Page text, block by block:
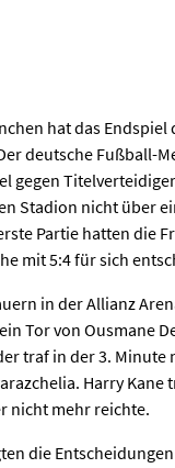
hat das
deutsche Fußball-
gegen
Stadion nicht über
Partie hatten die
mit 5:4 für sich
in der Allianz
Tor von Ousmane
traf in der 3. Minute
Harry Kane
nicht mehr reichte.
die